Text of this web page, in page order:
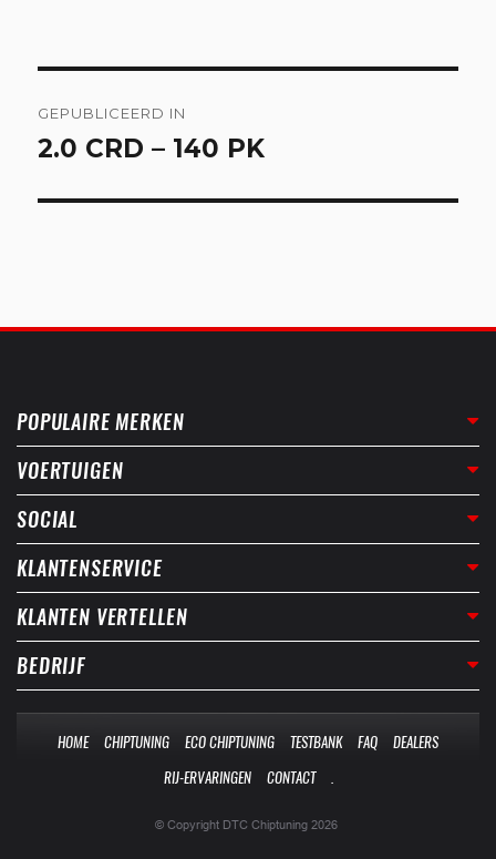
navigatie
GEPUBLICEERD IN
2.0 CRD – 140 PK
POPULAIRE MERKEN
VOERTUIGEN
SOCIAL
KLANTENSERVICE
KLANTEN VERTELLEN
BEDRIJF
HOME CHIPTUNING ECO CHIPTUNING TESTBANK FAQ
DEALERS
RIJ-ERVARINGEN
CONTACT
© Copyright DTC Chiptuning 2026